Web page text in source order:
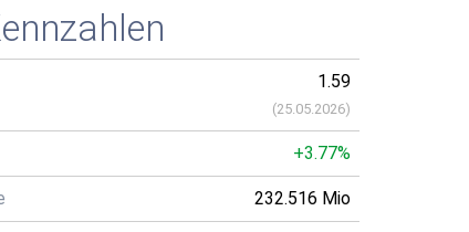
1.59
(25.05.2026)
+3.77%
232.516 Mio